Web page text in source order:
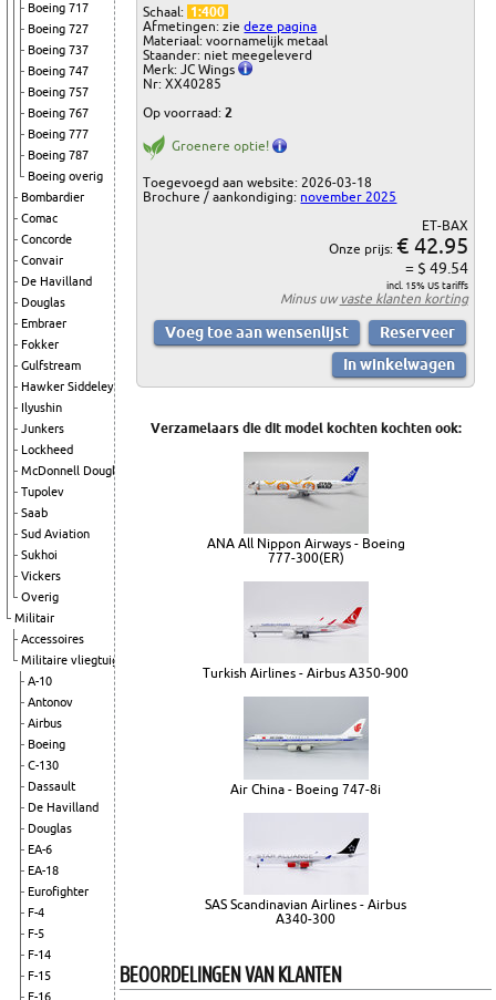
Boeing 717
Boeing 727
Boeing 737
Boeing 747
Boeing 757
Boeing 767
Boeing 777
Boeing 787
Boeing overig
Bombardier
Comac
Concorde
Convair
De Havilland
Douglas
Embraer
Fokker
Gulfstream
Hawker Siddeley
Ilyushin
Junkers
Lockheed
McDonnell Douglas
Tupolev
Saab
Sud Aviation
Sukhoi
Vickers
Overig
Militair
Accessoires
Militaire vliegtuigen
A-10
Antonov
Airbus
Boeing
C-130
Dassault
De Havilland
Douglas
EA-6
EA-18
Eurofighter
F-4
F-5
F-14
F-15
F-16
Schaal: 1:400
Afmetingen: ziedeze pagina
Materiaal: voornamelijk metaal
Staander: niet meegeleverd
Merk: JC Wings
Nr: XX40285
Op voorraad:2
Groenere optie!
Toegevoegd aan website: 2026-03-18
Brochure / aankondiging: november 2025
ET-BAX
Onze prijs: € 42.95
= $ 49.54
incl. 15% US tariffs
Minus uwvaste klanten korting
Verzamelaars die dit model kochten kochten ook:
ANA All Nippon Airways - Boeing
777-300(ER)
Turkish Airlines - Airbus A350-900
Air China - Boeing 747-8i
SAS Scandinavian Airlines - Airbus
A340-300
BEOORDELINGEN VAN KLANTEN